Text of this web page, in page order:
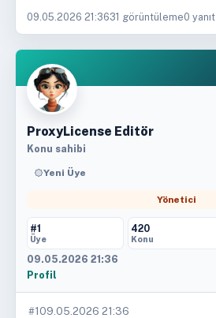
09.05.2026 21:3631 görüntüleme0 yanıt
ProxyLicense Editör
Konu sahibi
Yeni Üye
Yönetici
#1
Üye
420
Konu
09.05.2026 21:36
Profil
#1 09.05.2026 21:36